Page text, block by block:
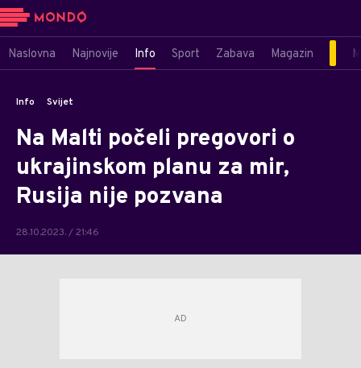
Naslovna Najnovije Info Sport Zabava Magazin
Info Svijet
Na Malti počeli pregovori o
ukrajinskom planu za mir,
Rusija nije pozvana
28.10.2023. / 21:46